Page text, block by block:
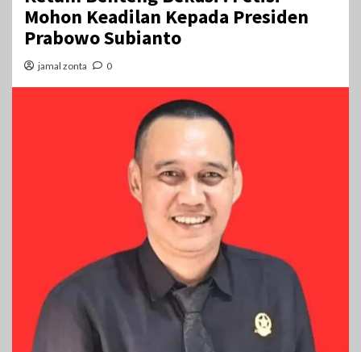
Mohon Keadilan Kepada Presiden
Prabowo Subianto
jamal zonta 0